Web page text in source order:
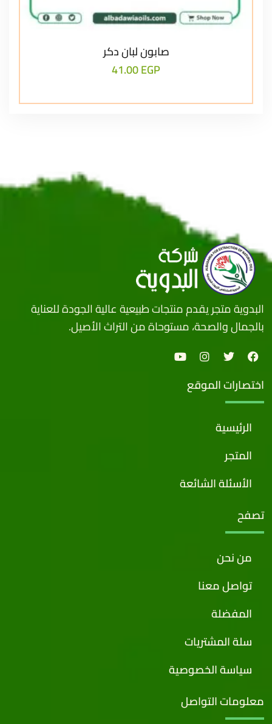
صابون لبان دكر
41.00EGP
البدوية متجر يقدم منتجات طبيعية عالية الجودة للعناية
بالجمال والصحة، مستوحاة من التراث الأصيل.
اختصارات الموقع
الرئيسية
المتجر
الأسئلة الشائعة
تصفح
من نحن
تواصل معنا
المفضلة
سلة المشتريات
سياسة الخصوصية
معلومات التواصل